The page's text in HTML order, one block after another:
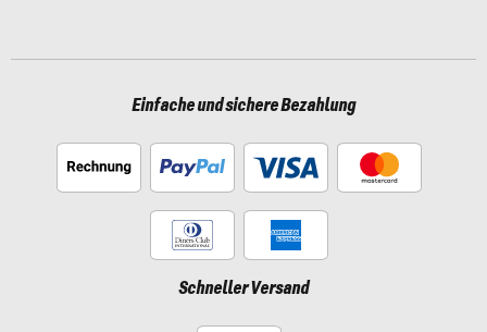
Einfache und sichere Bezahlung
Schneller Versand